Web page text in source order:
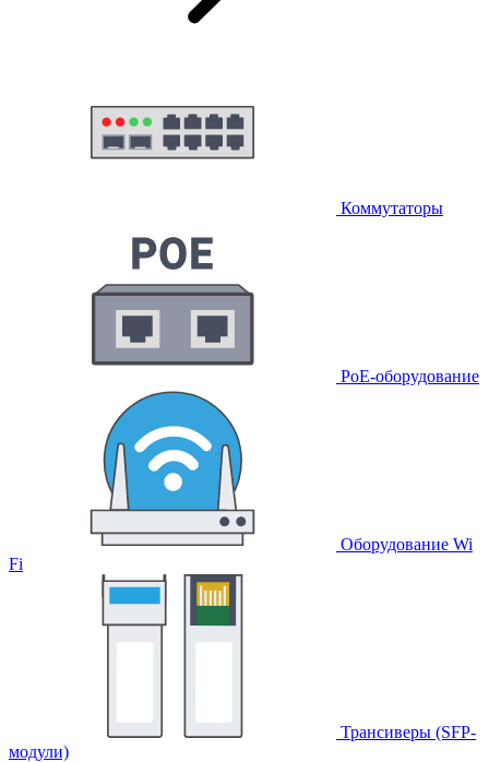
Коммутаторы
PoE-оборудование
Оборудование Wi
Fi
Трансиверы (SFP-
модули)